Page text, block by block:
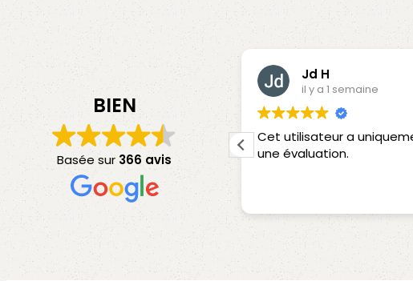
BIEN
Basée sur 366 avis
Vincent MARQUET
il y a 4 jours
utilisateur a uniquement laissé
Jd H
il y a 1 semaine
Cet utilisateur a
une évaluation.